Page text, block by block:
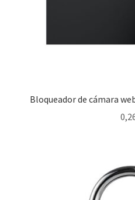
Bloqueador de cámara